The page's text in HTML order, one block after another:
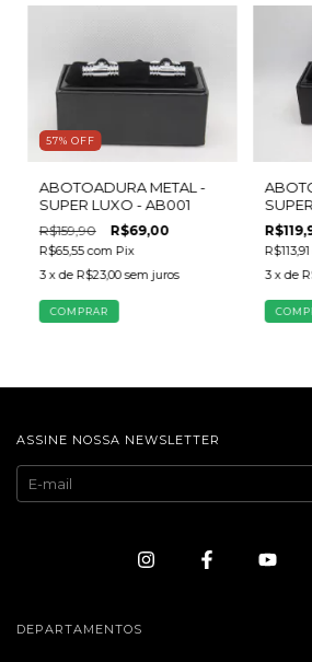
57% OFF
ABOTOADURA METAL -
SUPER LUXO - AB001
R$159,90 R$69,00
R$65,55com Pix
3 x de R$23,00 sem juros
R$113,91
3 x de
ASSINE NOSSA NEWSLETTER
DEPARTAMENTOS